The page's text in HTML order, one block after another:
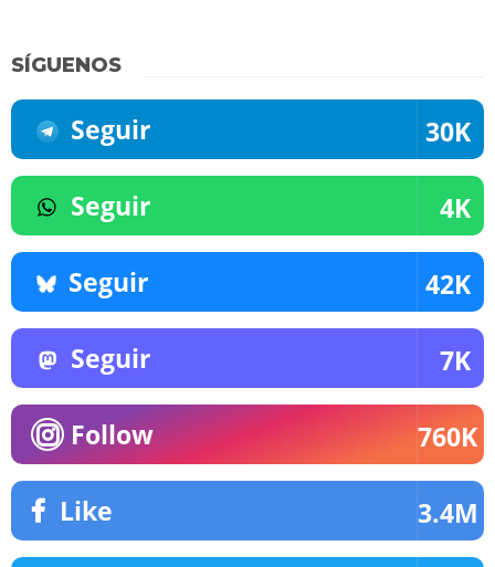
SÍGUENOS
Seguir 30K
Seguir 4K
Seguir 42K
Seguir 7K
Follow 760K
Like 3.4M